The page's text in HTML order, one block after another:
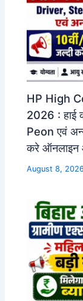
HP High
2026 : हाई
Peon एवं
करे
August 8, 2026